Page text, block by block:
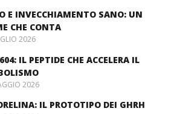
E INVECCHIAMENTO SANO: UN
CHE CONTA
2026
IL PEPTIDE CHE ACCELERA IL
2026
IL PROTOTIPO DEI GHRH